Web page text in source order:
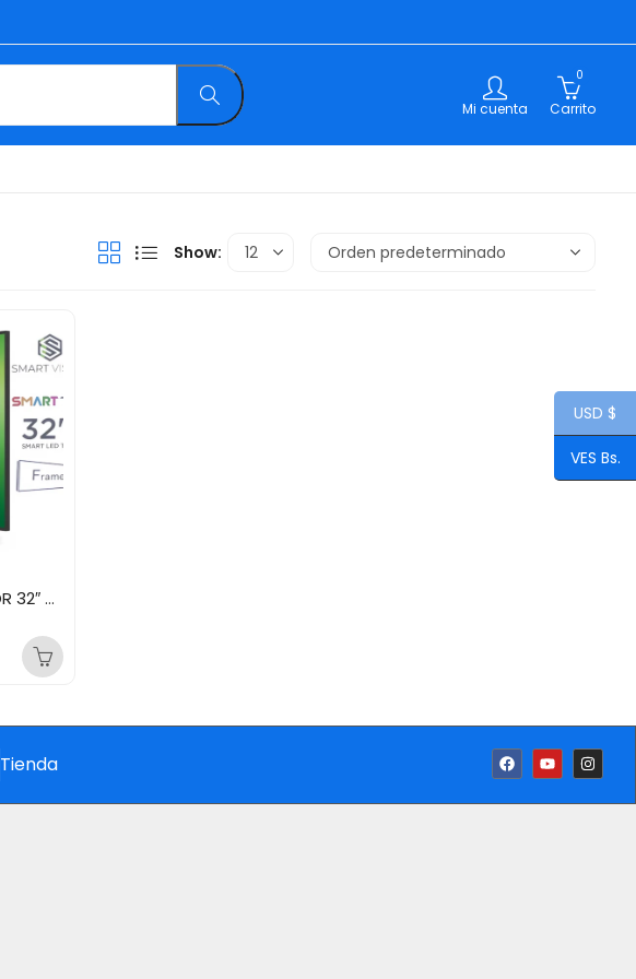
Mi cuenta
0
Carrito
Show:
SMART VISION TELVISOR 32″ ANDROID TV
Tienda
USD $
VES Bs.